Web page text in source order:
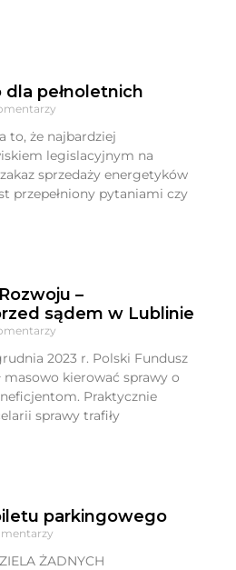
pełnoletnich
to, że najbardziej
legislacyjnym na
sprzedaży energetyków
przepełniony pytaniami czy
–
sądem w Lublinie
2023 r. Polski Fundusz
masowo kierować sprawy o
Praktycznie
sprawy trafiły
parkingowego
ŻADNYCH